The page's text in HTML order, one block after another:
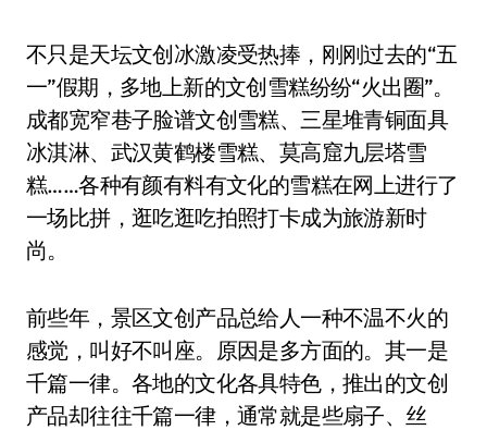
不只是天坛文创冰激凌受热捧，刚刚过去的“五
一”假期，多地上新的文创雪糕纷纷“火出圈”。
成都宽窄巷子脸谱文创雪糕、三星堆青铜面具
冰淇淋、武汉黄鹤楼雪糕、莫高窟九层塔雪
糕……各种有颜有料有文化的雪糕在网上进行了
一场比拼，逛吃逛吃拍照打卡成为旅游新时
尚。
前些年，景区文创产品总给人一种不温不火的
感觉，叫好不叫座。原因是多方面的。其一是
千篇一律。各地的文化各具特色，推出的文创
产品却往往千篇一律，通常就是些扇子、丝